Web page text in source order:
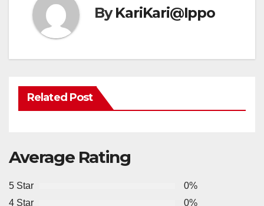
ByKariKari@Ippo
Related Post
Average Rating
5 Star
0%
4 Star
0%